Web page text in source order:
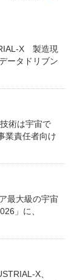
X 製造現
ータドリブン
術は宇宙で
業責任者向け
最大級の宇宙
」に、
X、